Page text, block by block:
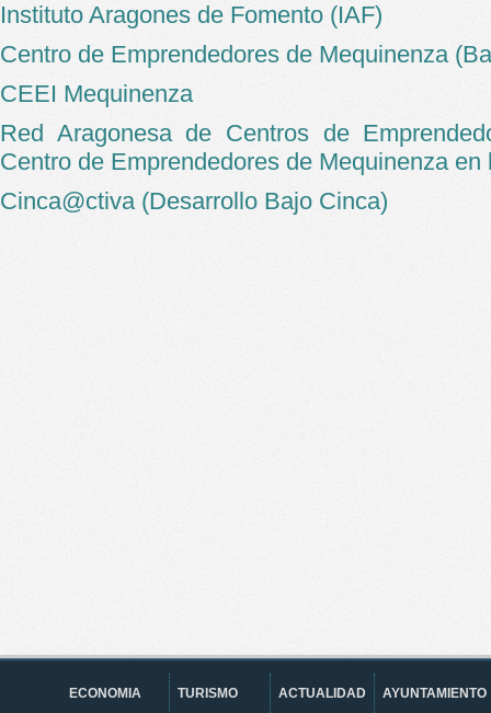
Instituto Aragones de Fomento (IAF)
Centro de Emprendedores de Mequinenza
CEEI Mequinenza
Red Aragonesa de Centros de
Centro de Emprendedores de Mequinenza en
Cinca@ctiva(Desarrollo Bajo Cinca)
AYUNTAMIENTO
ACTUALIDAD
TURISMO
ECONOMIA